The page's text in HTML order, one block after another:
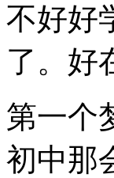
不好好
了。好
第一个
初中那